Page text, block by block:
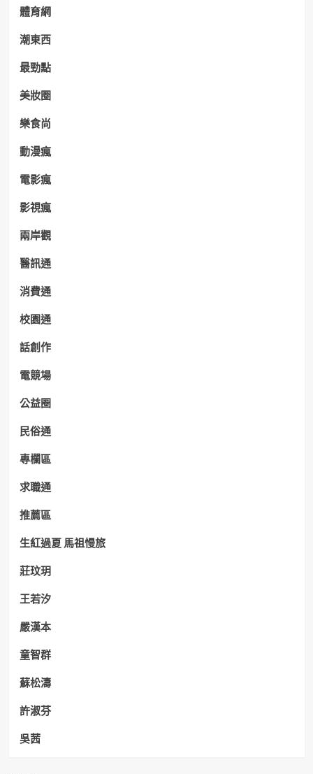
體育網
潮東西
最勁點
美妝圈
樂食尚
動漫瘋
電影瘋
影視瘋
兩岸觀
醫訊通
消費通
校園通
話創作
電競場
公益圈
民俗通
專欄區
求職通
推薦區
生紅過夏 馬祖慢旅
莊玟玥
王若汐
嚴漢本
童智群
蘇松濤
許淑芬
吳茜